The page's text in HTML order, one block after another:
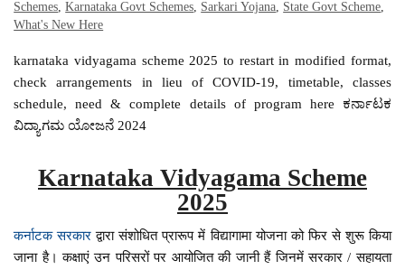
Schemes ,Karnataka Govt Schemes Sarkari Yojana State Govt Scheme
What's New Here
karnataka vidyagama scheme 2025 to restart in modified format,
check arrangements in lieu of COVID-19, timetable, classes
schedule, need & complete details of program here ಕರ್ನಾಟಕ
ವಿದ್ಯಾಗಮ ಯೋಜನೆ 2024
Karnataka Vidyagama Scheme
2025
कर्नाटक सरकार द्वारा संशोधित प्रारूप में विद्यागामा योजना को फिर से शुरू किया
जाना है। कक्षाएं उन परिसरों पर आयोजित की जानी हैं जिनमें सरकार / सहायता